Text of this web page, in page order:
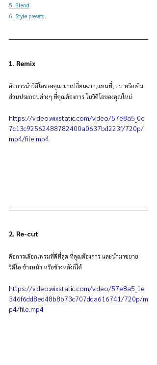
5. Blend
6. Style presets
1. Remix
คือการนำวิดีโอของคุณ มาเปลี่ยนฉาก,แทนที่, ลบ หรือเติม
ส่วนประกอบต่างๆ ที่คุณต้องการ ในวิดีโอของคุณใหม่
https://video.wixstatic.com/video/57e8a5_0e
7c13c92562488782400a0637bd223f/720p/
mp4/file.mp4
2. Re-cut
คือการเลือกเฟรมที่ดีที่สุด ที่คุณต้องการ และนำมาขยาย
วิดีโอ ข้างหน้า หรือข้างหลังก็ได้
https://video.wixstatic.com/video/57e8a5_1e
346f6dd8ed48b8b73c707dda616741/720p/m
p4/file.mp4